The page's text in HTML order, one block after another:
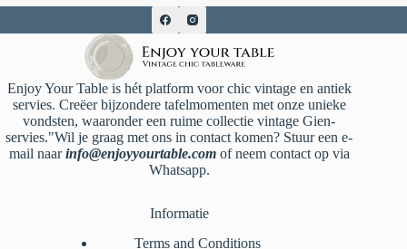
Enjoy Your Table is hét platform voor chic vintage en antiek
servies. Creëer bijzondere tafelmomenten met onze unieke
vondsten, waaronder een ruime collectie vintage Gien-
servies."Wil je graag met ons in contact komen? Stuur een e-
mail naarinfo@enjoyyourtable.comof neem contact op via
Whatsapp.
Informatie
Terms and Conditions